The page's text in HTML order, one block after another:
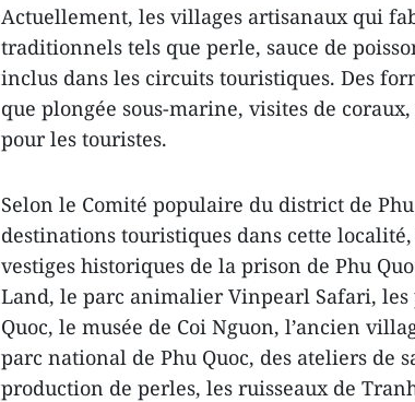
Actuellement, les villages artisanaux qui
traditionnels tels que perle, sauce de
inclus dans les circuits touristiques. Des
que plongée sous-marine, visites de
pour les touristes.
Selon le Comité populaire du district de
destinations touristiques dans cette
vestiges historiques de la prison de Phu
Land, le parc animalier Vinpearl Safari, les
Quoc, le musée de Coi Nguon, l’ancien
parc national de Phu Quoc, des ateliers de
production de perles, les ruisseaux de